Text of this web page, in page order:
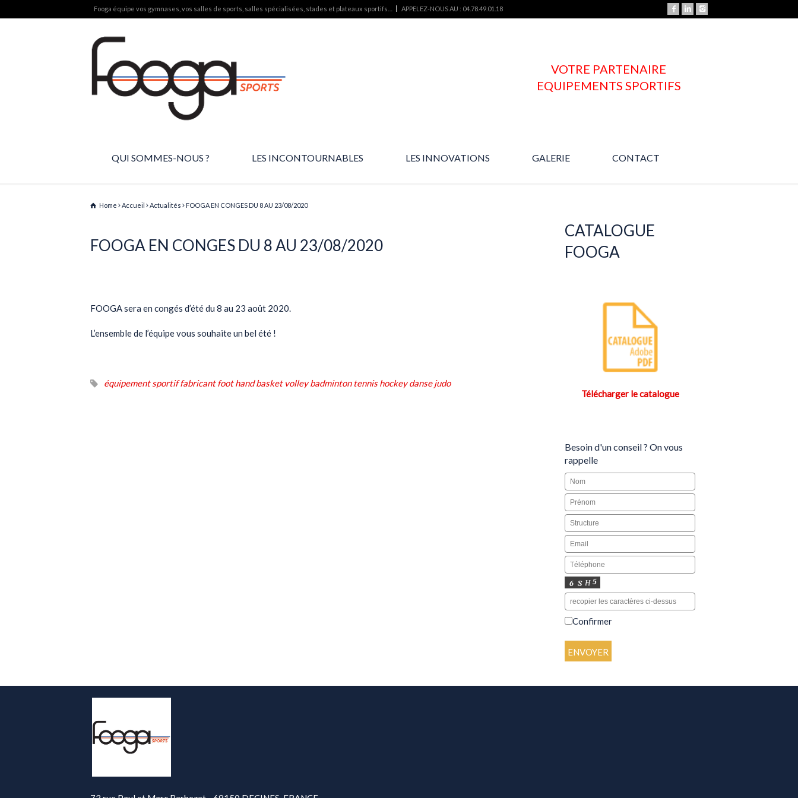
Fooga équipe vos gymnases, vos salles de sports, salles spécialisées, stades et plateaux sportifs… APPELEZ-NOUS AU : 04.78.49.01.18
VOTRE PARTENAIRE
EQUIPEMENTS SPORTIFS
QUI SOMMES-NOUS ? LES INCONTOURNABLES LES INNOVATIONS GALERIE CONTACT
Home Accueil Actualités FOOGA EN CONGES DU 8 AU 23/08/2020
FOOGA EN CONGES DU 8 AU 23/08/2020
FOOGA sera en congés d’été du 8 au 23 août 2020.
L’ensemble de l’équipe vous souhaite un bel été !
équipement sportif fabricant foot hand basket volley badminton tennis hockey danse judo
CATALOGUE
FOOGA
Télécharger le catalogue
Besoin d'un conseil ? On vous
rappelle
Confirmer